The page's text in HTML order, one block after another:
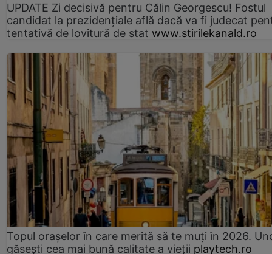
UPDATE Zi decisivă pentru Călin Georgescu! Fostul
candidat la prezidențiale află dacă va fi judecat
tentativă de lovitură de stat www.stirilekanald.ro
Topul orașelor în care merită să te muți în 2026.
găsești cea mai bună calitate a vieții playtech.ro